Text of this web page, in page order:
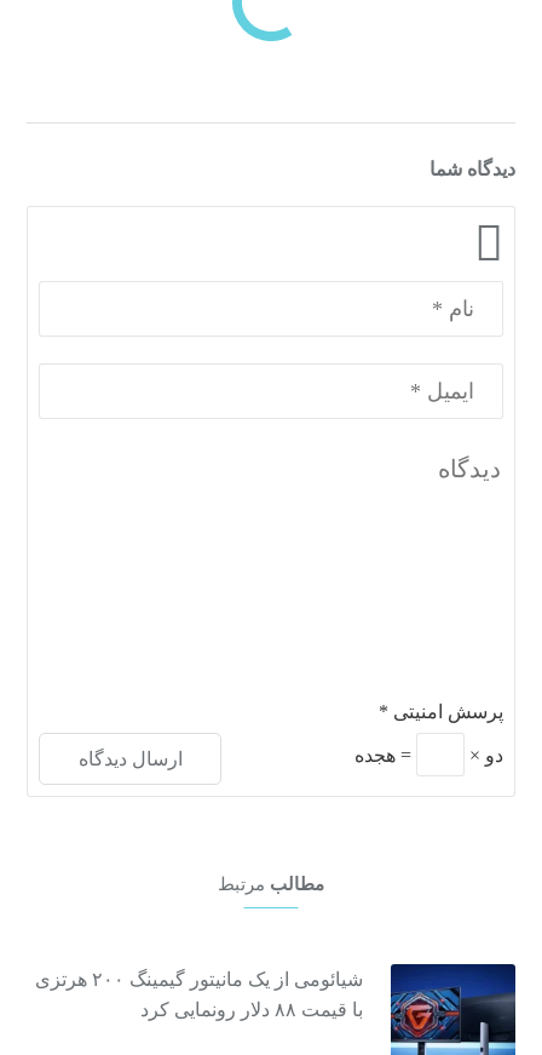
دیدگاه شما
پرسش امنیتی *
دو ×
=هجده
مطالب مرتبط
شیائومی از یک مانیتور گیمینگ ۲۰۰ هرتزی
با قیمت ۸۸ دلار رونمایی کرد